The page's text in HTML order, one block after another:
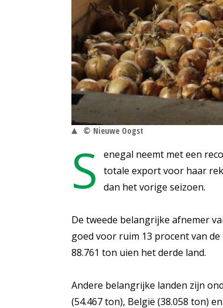
© Nieuwe Oogst
S
enegal neemt met een
totale export voor haar
dan het vorige seizoen.
De tweede belangrijke afnemer
goed voor ruim 13 procent van
88.761 ton uien het derde land.
Andere belangrijke landen zijn
(54.467 ton), België (38.058 ton)